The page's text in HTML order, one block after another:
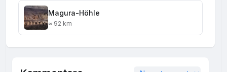
Magura-Höhle
≈ 92 km